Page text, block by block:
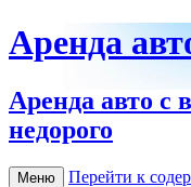
Аренда
Аренда авто с
недорого
Меню Перейти к